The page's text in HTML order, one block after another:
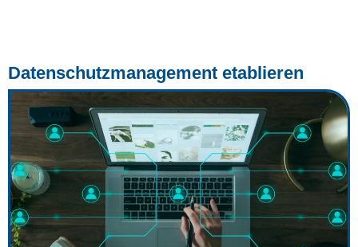
Datenschutzmanagement etablieren